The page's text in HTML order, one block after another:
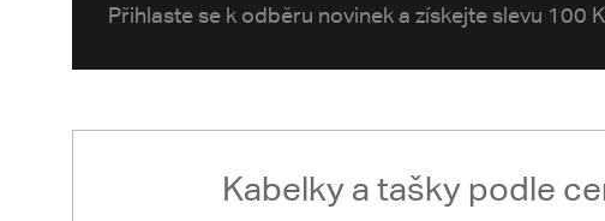
Přihlaste se k odběru novinek a získejte slevu 100
Kabelky a tašky podle